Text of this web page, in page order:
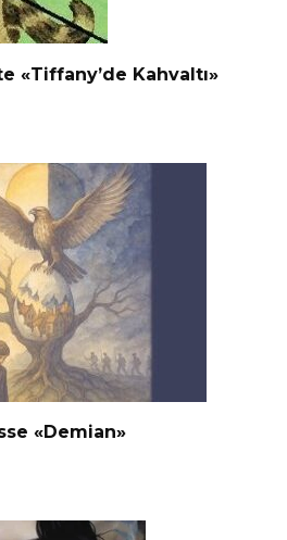
«Tiffany’de Kahvaltı»
«Demian»